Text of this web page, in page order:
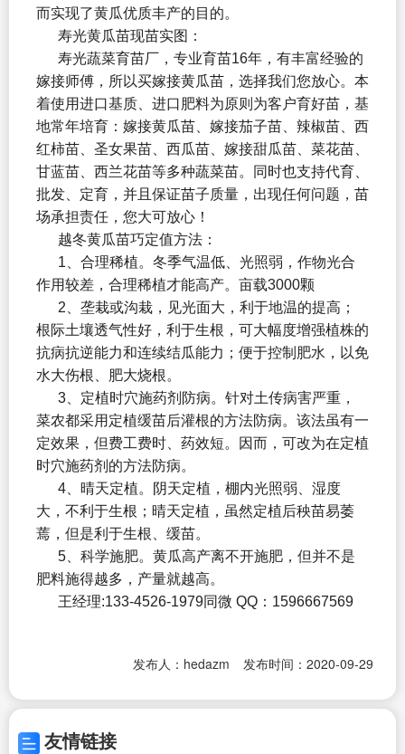
而实现了黄瓜优质丰产的目的。
寿光黄瓜苗现苗实图：
寿光蔬菜育苗厂，专业育苗16年，有丰富经验的
嫁接师傅，所以买嫁接黄瓜苗，选择我们您放心。本
着使用进口基质、进口肥料为原则为客户育好苗，基
地常年培育：嫁接黄瓜苗、嫁接茄子苗、辣椒苗、西
红柿苗、圣女果苗、西瓜苗、嫁接甜瓜苗、菜花苗、
甘蓝苗、西兰花苗等多种蔬菜苗。同时也支持代育、
批发、定育，并且保证苗子质量，出现任何问题，苗
场承担责任，您大可放心！
越冬黄瓜苗巧定值方法：
1、合理稀植。冬季气温低、光照弱，作物光合
作用较差，合理稀植才能高产。亩载3000颗
2、垄栽或沟栽，见光面大，利于地温的提高；
根际土壤透气性好，利于生根，可大幅度增强植株的
抗病抗逆能力和连续结瓜能力；便于控制肥水，以免
水大伤根、肥大烧根。
3、定植时穴施药剂防病。针对土传病害严重，
菜农都采用定植缓苗后灌根的方法防病。该法虽有一
定效果，但费工费时、药效短。因而，可改为在定植
时穴施药剂的方法防病。
4、晴天定植。阴天定植，棚内光照弱、湿度
大，不利于生根；晴天定植，虽然定植后秧苗易萎
蔫，但是利于生根、缓苗。
5、科学施肥。黄瓜高产离不开施肥，但并不是
肥料施得越多，产量就越高。
王经理:133-4526-1979同微 QQ：1596667569
发布人：hedazm 发布时间：2020-09-29
友情链接